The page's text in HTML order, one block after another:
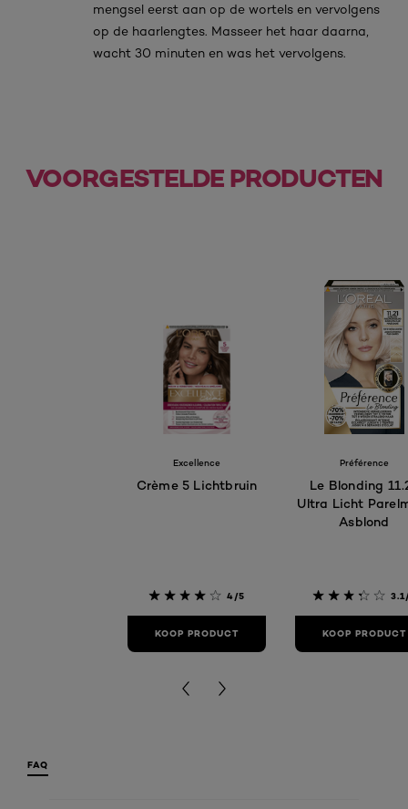
mengsel eerst aan op de wortels en vervolgens
op de haarlengtes. Masseer het haar daarna,
wacht 30 minuten en was het vervolgens.
VOORGESTELDE PRODUCTEN
Excellence
Crème 5 Lichtbruin
4/5
KOOP PRODUCT
Préférence
Le Blonding
Ultra Licht
Asblond
KOOP PRODUCT
FAQ